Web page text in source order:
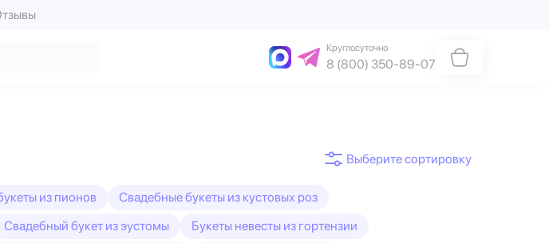
Круглосуточно
8 (800) 350-89-07
из пионов
Свадебные букеты из кустовых роз
Свадебный букет из эустомы
Букеты невесты из гортензии